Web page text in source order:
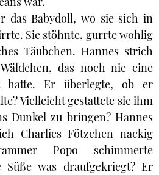
das Babydoll, wo sie sich in
Sie stöhnte, gurrte wohlig
Täubchen. Hannes strich
das noch nie eine
hatte. Er überlegte, ob er
Vielleicht gestattete sie ihm
Dunkel zu bringen? Hannes
Charlies Fötzchen nackig
Popo schimmerte
Süße was draufgekriegt? Er